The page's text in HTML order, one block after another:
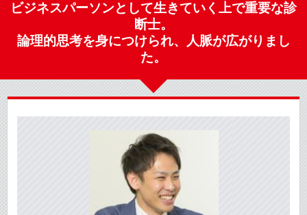
ビジネスパーソンとして生きていく上で重要な診
断士。
論理的思考を身につけられ、人脈が広がりまし
た。